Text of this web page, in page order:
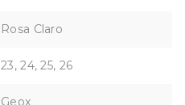
Rosa Claro
23, 24, 25, 26
Geox